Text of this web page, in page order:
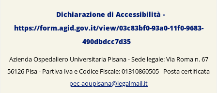
Dichiarazione di Accessibilità -
https://form.agid.gov.it/view/03c83bf0-93a0-11f0-9683-
490dbdcc7d35
Azienda Ospedaliero Universitaria Pisana - Sede legale: Via Roma n. 67
56126 Pisa - Partiva Iva e Codice Fiscale: 01310860505 Posta certificata
pec-aoupisana@legalmail.it